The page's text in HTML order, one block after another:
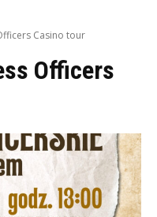
Casino tour
Officers